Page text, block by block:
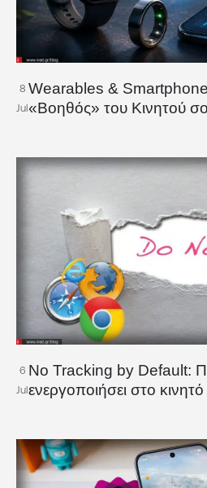
8
Jul
Wearables &
«Βοηθός» του Κινητού
6
Jul
No Tracking by Default:
ενεργοποιήσει στο